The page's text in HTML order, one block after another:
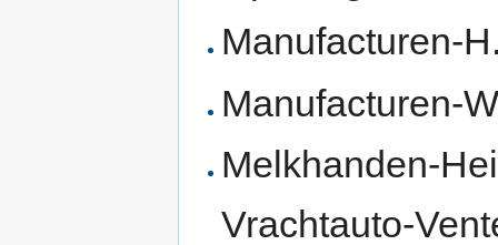
Manufacturen-
Manufacturen-
Melkhanden-
Vrachtauto-